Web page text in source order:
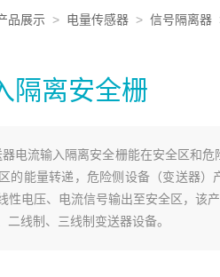
品展示 > 电量传感器 > 信号隔离器
隔离安全栅
电流输入隔离安全栅能在安全区和危
的能量转递，危险侧设备（变送器）
性电压、电流信号输出至安全区，该
线制、三线制变送器设备。